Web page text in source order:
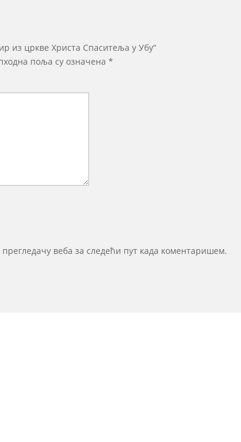
из цркве Христа Спаситеља у Убу“
поља су означена*
веба за следећи пут када коментаришем.